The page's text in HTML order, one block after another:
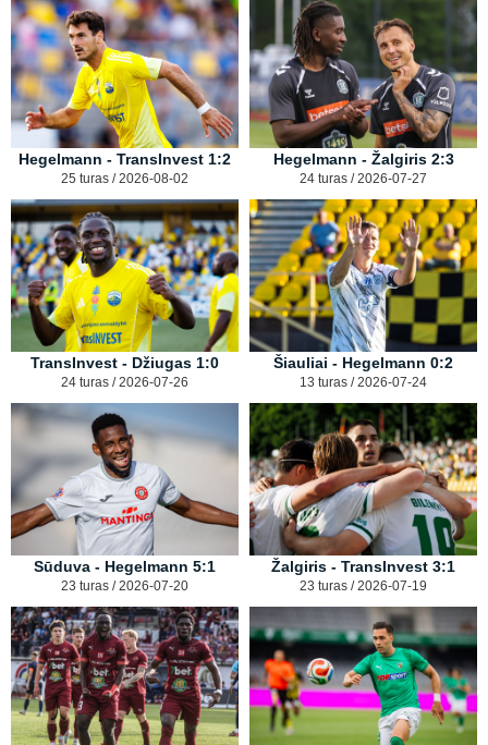
Hegelmann - TransInvest 1:2
25 turas / 2026-08-02
Hegelmann - Žalgiris 2:3
24 turas / 2026-07-27
TransInvest - Džiugas 1:0
24 turas / 2026-07-26
Šiauliai - Hegelmann 0:2
13 turas / 2026-07-24
Sūduva - Hegelmann 5:1
23 turas / 2026-07-20
Žalgiris - TransInvest 3:1
23 turas / 2026-07-19